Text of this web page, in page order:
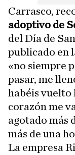
Carrasco,
adoptivo de
del Día de
publicado en
«no siempre
pasar, me
habéis vuelto
corazón me
agotado más
más de una
La empresa